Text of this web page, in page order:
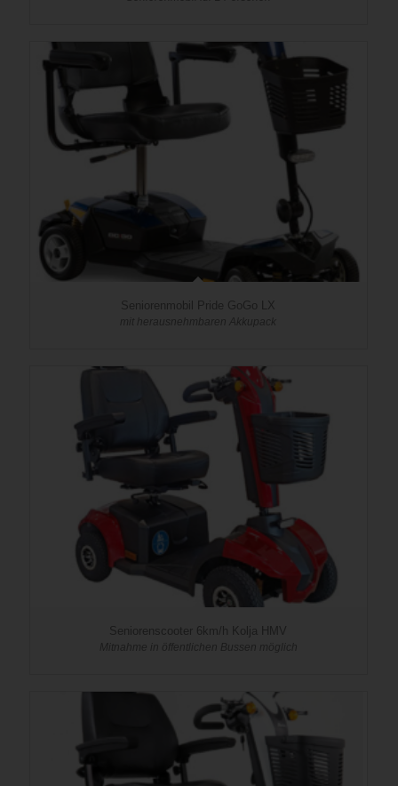
Seniorenmobil Pride GoGo LX
mit herausnehmbaren Akkupack
Seniorenscooter 6km/h Kolja HMV
Mitnahme in öffentlichen Bussen möglich